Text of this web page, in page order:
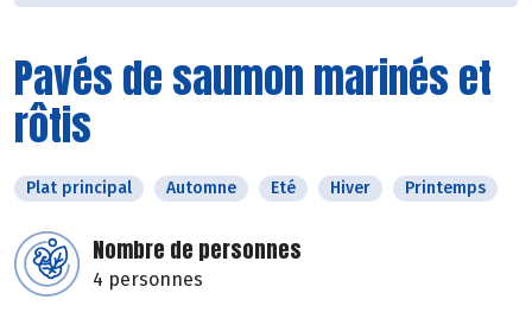
Pavés de saumon marinés et
rôtis
Plat principal Automne Eté Hiver Printemps
Nombre de personnes
4 personnes